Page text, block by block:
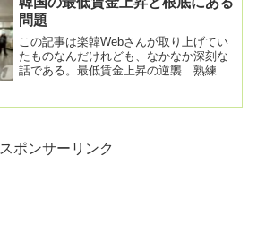
問題
この記事は楽韓Webさんが取り上げてい
たものなんだけれども、なかなか深刻な
話である。最低賃金上昇の逆襲…熟練労
スポンサーリンク